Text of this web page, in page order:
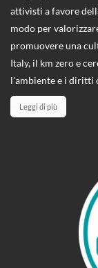
attivisti a favore
modo per
promuovere una
Italy, il km zero e
l'ambiente e i diritti
Leggi di più